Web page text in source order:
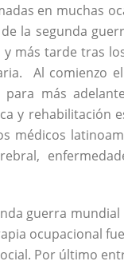
en muchas
la segunda
más tarde tras
Al comienzo
más
y rehabilitación
médicos
guerra
ocupacional
Por último